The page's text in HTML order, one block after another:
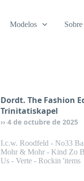
Modelos Sobre
Dordt. The Fashion
Trinitatiskapel
4 de octubre de 2025
I.c.w. Roodfeld - No33
Mohr & Mohr - Kind Zo
Us - Verte - Rockin 'items